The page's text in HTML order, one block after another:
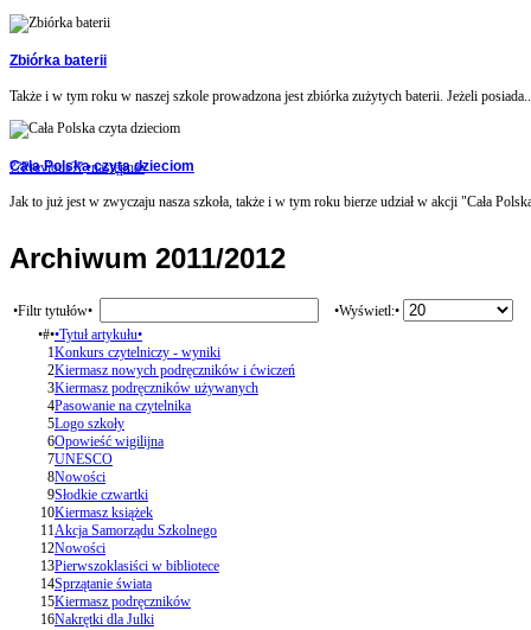
Zbiórka baterii
Także i w tym roku w naszej szkole prowadzona jest zbiórka zużytych baterii. Jeżeli
Cała Polska czyta dzieciom
Jak to już jest w zwyczaju nasza szkoła, także i w tym roku bierze udział w akcji "Cała
??Previous?? •następna•
Archiwum 2011/2012
•Filtr tytułów•
•Wyświetl:•
•#••Tytuł artykułu•
1Konkurs czytelniczy - wyniki
2Kiermasz nowych podręczników i ćwiczeń
3Kiermasz podręczników używanych
4Pasowanie na czytelnika
5Logo szkoły
6Opowieść wigilijna
7UNESCO
8Nowości
9Słodkie czwartki
10Kiermasz książek
11Akcja Samorządu Szkolnego
12Nowości
13Pierwszoklasiści w bibliotece
14Sprzątanie świata
15Kiermasz podręczników
16Nakrętki dla Julki